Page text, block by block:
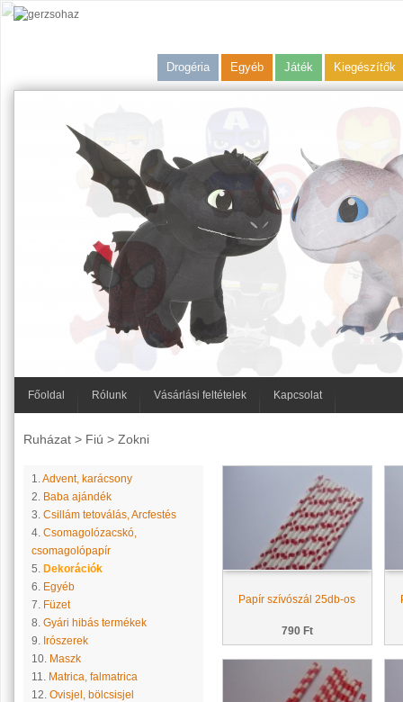
Drogéria Egyéb Játék Kiegészítők
Főoldal Rólunk Vásárlási feltételek Kapcsolat
Ruházat> Fiú > Zokni
1.Advent, karácsony
2. Baba ajándék
3. Csillám tetoválás, Arcfestés
4. Csomagolózacskó,
csomagolópapír
5. Dekorációk
6. Egyéb
7. Füzet
8. Gyári hibás termékek
9. Irószerek
10. Maszk
11. Matrica, falmatrica
12. Ovisjel, bölcsisjel
Papír szívószál 25db-os
790 Ft